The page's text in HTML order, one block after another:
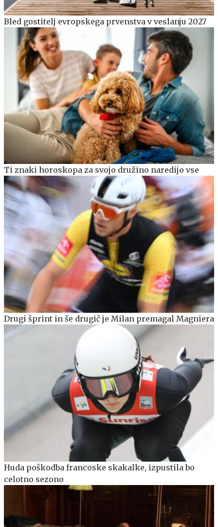
Bled gostitelj evropskega prvenstva v veslanju 2027
Ti znaki horoskopa za svojo družino naredijo vse
Drugi šprint in še drugič je Milan premagal Magniera
Huda poškodba francoske skakalke, izpustila bo
celotno sezono